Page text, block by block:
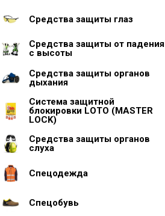
Средства защиты глаз
Средства защиты от падения
с высоты
Средства защиты органов
дыхания
Система защитной
блокировки LOTO (MASTER
LOCK)
Средства защиты органов
слуха
Спецодежда
Спецобувь